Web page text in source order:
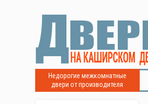
Недорогие межкомнатные
двери от производителя